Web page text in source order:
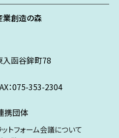
業創造の森
入函谷鉾町78
：075-353-2304
携団体
ットフォーム会議について